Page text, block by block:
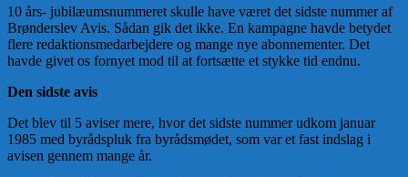
10 års- jubilæumsnummeret skulle have været det sidste nummer af
Brønderslev Avis. Sådan gik det ikke. En kampagne havde betydet
flere redaktionsmedarbejdere og mange nye abonnementer. Det
havde givet os fornyet mod til at fortsætte et stykke tid endnu.
Den sidste avis
Det blev til 5 aviser mere, hvor det sidste nummer udkom januar
1985 med byrådspluk fra byrådsmødet, som var et fast indslag i
avisen gennem mange år.